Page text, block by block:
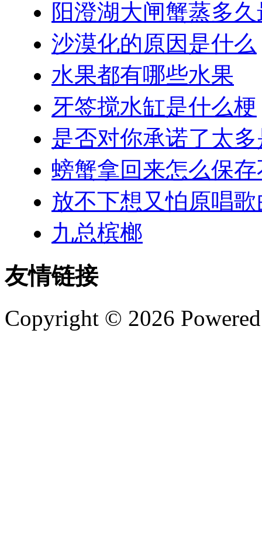
阳澄湖大闸蟹蒸多
沙漠化的原因是什么
水果都有哪些水果
牙签搅水缸是什么梗
是否对你承诺了太
螃蟹拿回来怎么保
放不下想又怕原唱歌
九总槟榔
友情链接
Copyright © 2026